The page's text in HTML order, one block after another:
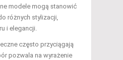
modele mogą stanowić
różnych stylizacji,
i elegancji.
często przyciągają
pozwala na wyrażenie